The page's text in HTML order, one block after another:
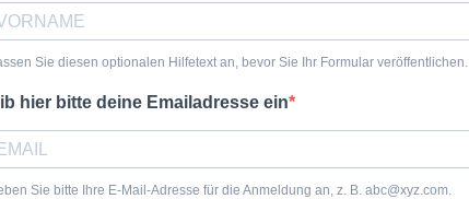
Sie diesen optionalen Hilfetext an, bevor Sie Ihr Formular veröffentlichen.
hier bitte deine Emailadresse ein
Sie bitte Ihre E-Mail-Adresse für die Anmeldung an, z. B. abc@xyz.com.